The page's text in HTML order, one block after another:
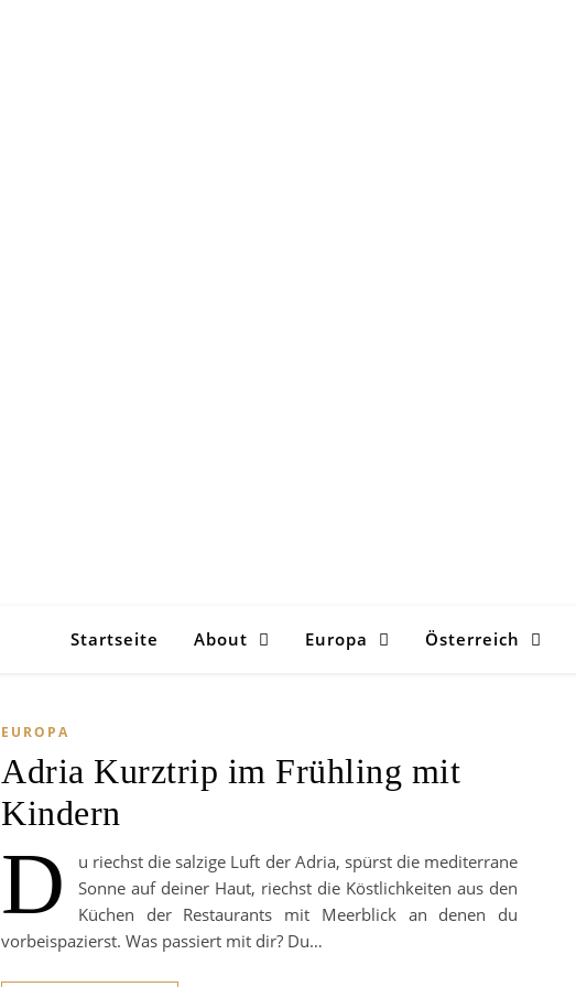
Startseite About Europa Österreich
EUROPA
Adria Kurztrip im Frühling mit
Kindern
D
u riechst die salzige Luft der Adria, spürst die mediterrane
Sonne auf deiner Haut, riechst die Köstlichkeiten aus den
Küchen der Restaurants mit Meerblick an denen du
vorbeispazierst. Was passiert mit dir? Du…